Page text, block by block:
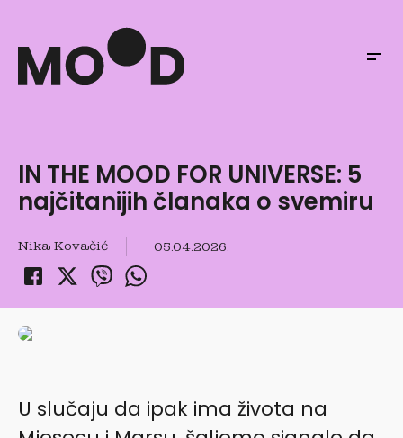
IN THE MOOD FOR UNIVERSE: 5
najčitanijih članaka o svemiru
Nika Kovačić 05.04.2026.
U slučaju da ipak ima života na